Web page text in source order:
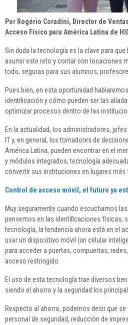
Por Rogério Coradini, Director de
Acceso Físico para América Latina de
Sin duda la tecnología es la clave para
asumir este reto y contar con locaciones
todo, seguras para sus alumnos,
Pues bien, en esta oportunidad
identificación y cómo pueden ser las
optimizar procesos dentro de las
En la actualidad, los administradores,
IT y, en general, los tomadores de
América Latina, pueden encontrar en el
y módulos integrados, tecnología
convertir sus instituciones en lugares
Control de acceso móvil, el futuro ya
Muy seguramente cuando escuchamos
pensemos en las identificaciones físicas,
tecnología, la tendencia ahora está en el
usar un dispositivo móvil (un celular
para acceder a puertas, compuertas,
acceso restringido.
El uso de esta tecnología trae diversos
siendo el ahorro y la seguridad los
Respecto al ahorro, podemos decir que se
personal de seguridad, reducción de